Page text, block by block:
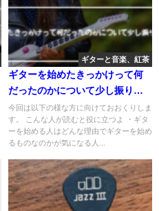
ギターと音楽、紅茶
ギターを始めたきっかけって何
だったのかについて少し振り返
ってみた
今回は以下の様な方に向けておおくりしま
す。 こんな人が読むと役に立つよ ・ギタ
ーを始める人はどんな理由でギターを始め
るものなのかが気になる人...